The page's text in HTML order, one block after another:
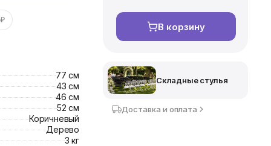
77 см
43 см
46 см
52 см
Коричневый
Дерево
3 кг
В корзину
Складные стулья
Доставка и оплата